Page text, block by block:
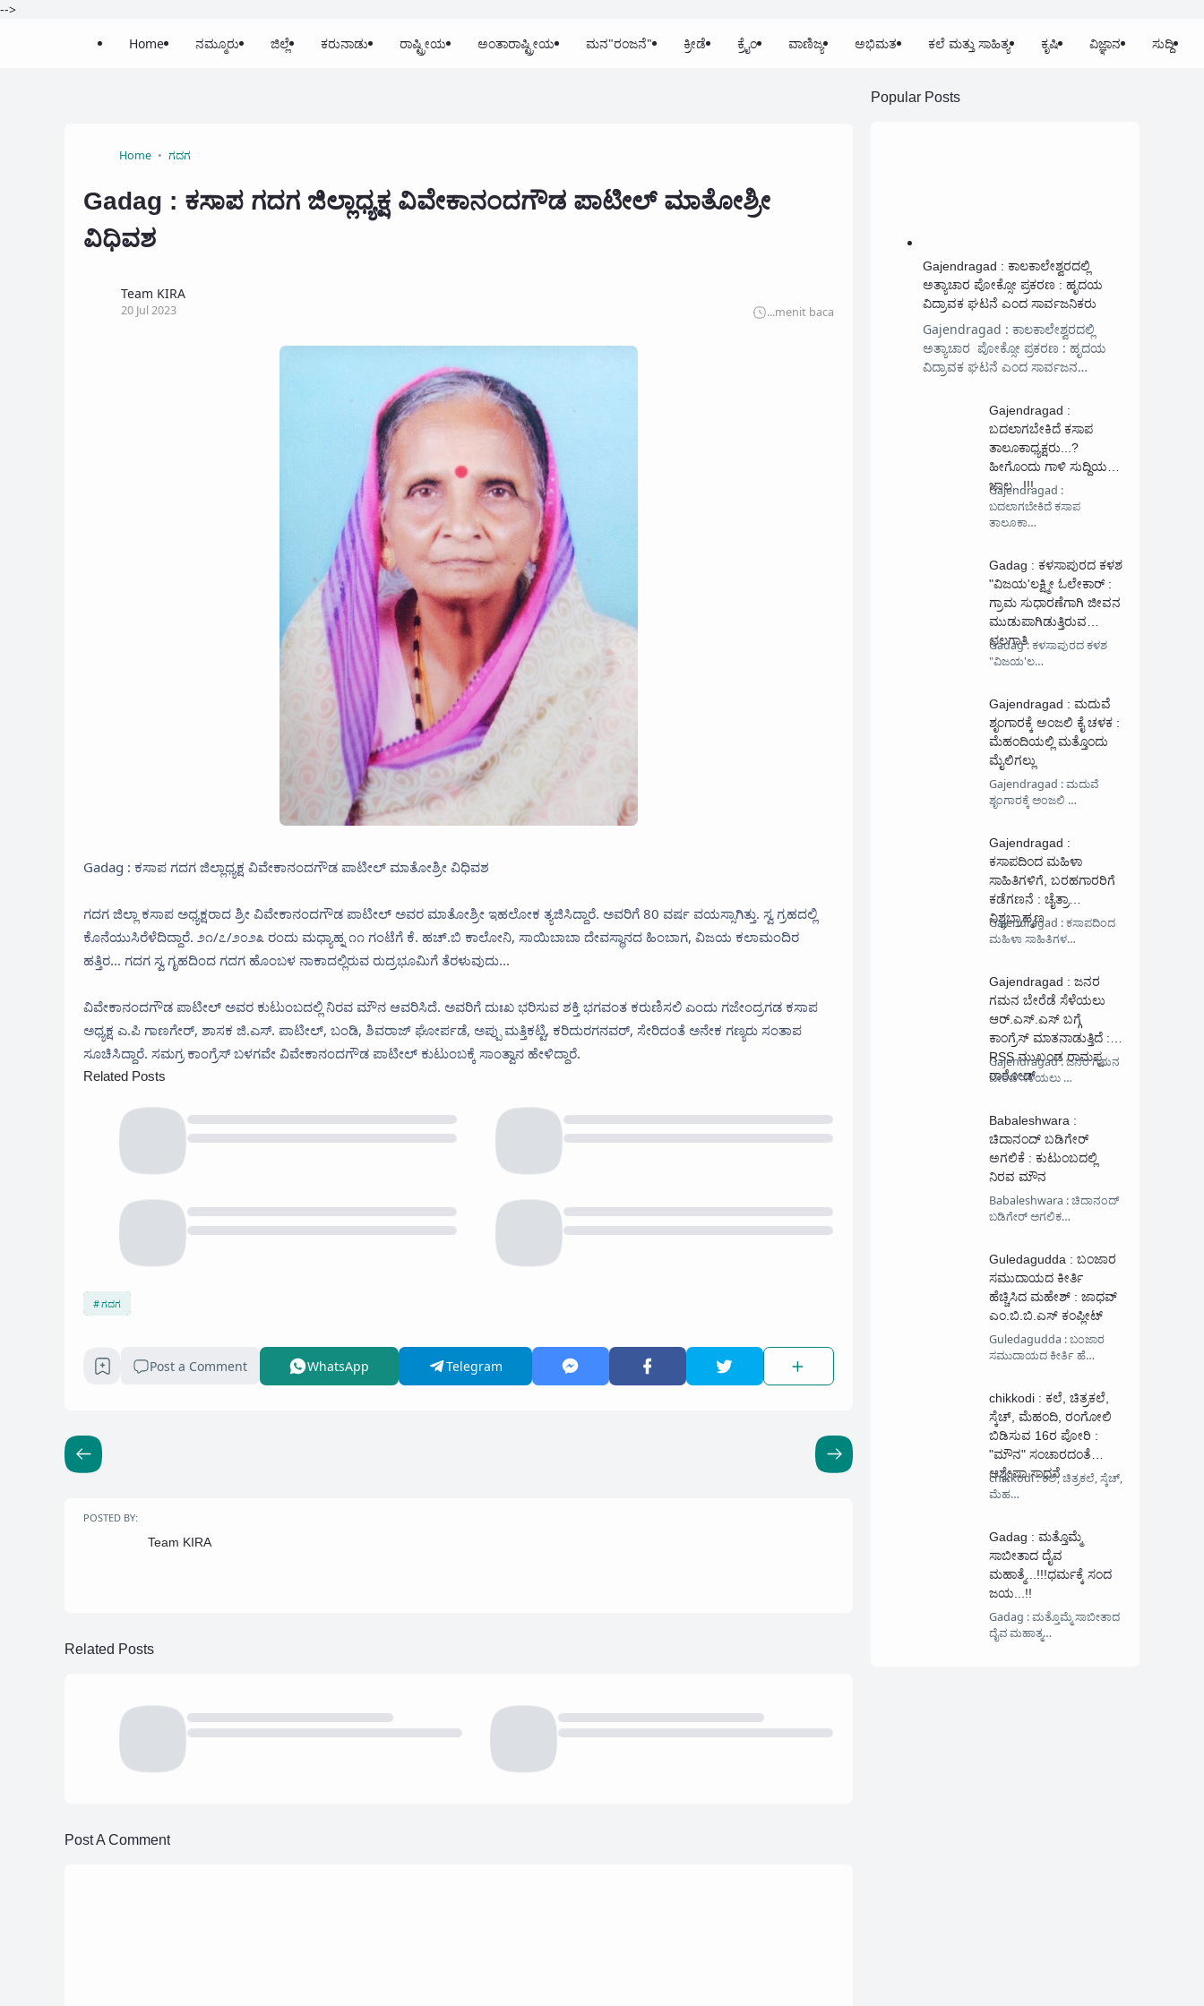
-->
Home
ನಮ್ಮೂರು ಜಿಲ್ಲೆ ಕರುನಾಡು ರಾಷ್ಟ್ರೀಯ ಅಂತಾರಾಷ್ಟ್ರೀಯ ಮನ"ರಂಜನೆ" ಕ್ರೀಡೆ ಕ್ರೈಂ ವಾಣಿಜ್ಯ ಅಭಿಮತ ಕಲೆ ಮತ್ತು ಸಾಹಿತ್ಯ ಕೃಷಿ ವಿಜ್ಞಾನ ಸುದ್ದಿ
Home ಗದಗ
Gadag : ಕಸಾಪ ಗದಗ ಜಿಲ್ಲಾಧ್ಯಕ್ಷ ವಿವೇಕಾನಂದಗೌಡ ಪಾಟೀಲ್ ಮಾತೋಶ್ರೀ
ವಿಧಿವಶ
Team KIRA
20 Jul 2023 ...menit baca
Gadag : ಕಸಾಪ ಗದಗ ಜಿಲ್ಲಾಧ್ಯಕ್ಷ ವಿವೇಕಾನಂದಗೌಡ ಪಾಟೀಲ್ ಮಾತೋಶ್ರೀ ವಿಧಿವಶ
ಗದಗ ಜಿಲ್ಲಾ ಕಸಾಪ ಅಧ್ಯಕ್ಷರಾದ ಶ್ರೀ ವಿವೇಕಾನಂದಗೌಡ ಪಾಟೀಲ್ ಅವರ ಮಾತೋಶ್ರೀ ಇಹಲೋಕ ತ್ಯಜಿಸಿದ್ದಾರೆ. ಅವರಿಗೆ 80 ವರ್ಷ ವಯಸ್ಸಾಗಿತ್ತು. ಸ್ವ ಗ್ರಹದಲ್ಲಿ
ಕೊನೆಯುಸಿರೆಳೆದಿದ್ದಾರೆ. ೨೧/೭/೨೦೨೩ ರಂದು ಮಧ್ಯಾಹ್ನ ೧೧ ಗಂಟೆಗೆ ಕೆ. ಹಚ್.ಬಿ ಕಾಲೋನಿ, ಸಾಯಿಬಾಬಾ ದೇವಸ್ಥಾನದ ಹಿಂಬಾಗ, ವಿಜಯ ಕಲಾಮಂದಿರ
ಹತ್ತಿರ... ಗದಗ ಸ್ವ ಗೃಹದಿಂದ ಗದಗ ಹೊಂಬಳ ನಾಕಾದಲ್ಲಿರುವ ರುದ್ರಭೂಮಿಗೆ ತೆರಳುವುದು...
ವಿವೇಕಾನಂದಗೌಡ ಪಾಟೀಲ್ ಅವರ ಕುಟುಂಬದಲ್ಲಿ ನಿರವ ಮೌನ ಆವರಿಸಿದೆ. ಅವರಿಗೆ ದುಃಖ ಭರಿಸುವ ಶಕ್ತಿ ಭಗವಂತ ಕರುಣಿಸಲಿ ಎಂದು ಗಜೇಂದ್ರಗಡ ಕಸಾಪ
ಅಧ್ಯಕ್ಷ ಎ.ಪಿ ಗಾಣಗೇರ್, ಶಾಸಕ ಜಿ.ಎಸ್. ಪಾಟೀಲ್, ಬಂಡಿ, ಶಿವರಾಜ್ ಘೋರ್ಪಡೆ, ಅಪ್ಪು ಮತ್ತಿಕಟ್ಟಿ, ಕರಿದುರಗನವರ್, ಸೇರಿದಂತೆ ಅನೇಕ ಗಣ್ಯರು ಸಂತಾಪ
ಸೂಚಿಸಿದ್ದಾರೆ. ಸಮಗ್ರ ಕಾಂಗ್ರೆಸ್ ಬಳಗವೇ ವಿವೇಕಾನಂದಗೌಡ ಪಾಟೀಲ್ ಕುಟುಂಬಕ್ಕೆ ಸಾಂತ್ವಾ‌ನ ಹೇಳಿದ್ದಾರೆ.
Related Posts
ಗದಗ
Post a Comment WhatsApp Telegram
POSTED BY:
Team KIRA
Related Posts
Post A Comment
Popular Posts
Gajendragad : ಕಾಲಕಾಲೇಶ್ವರದಲ್ಲಿ
ಅತ್ಯಾಚಾರ ಪೋಕ್ಸೋ ಪ್ರಕರಣ : ಹೃದಯ
ವಿದ್ರಾವಕ ಘಟನೆ ಎಂದ ಸಾರ್ವಜನಿಕರು
Gajendragad : ಕಾಲಕಾಲೇಶ್ವರದಲ್ಲಿ
ಅತ್ಯಾಚಾರ ಪೋಕ್ಸೋ ಪ್ರಕರಣ : ಹೃದಯ
ವಿದ್ರಾವಕ ಘಟನೆ ಎಂದ ಸಾರ್ವಜನ…
Gajendragad :
ಬದಲಾಗಬೇಕಿದೆ ಕಸಾಪ
ತಾಲೂಕಾಧ್ಯಕ್ಷರು...?
ಹೀಗೊಂದು ಗಾಳಿ ಸುದ್ದಿಯ
ಜಾಲ...!!!
Gajendragad :
ಬದಲಾಗಬೇಕಿದೆ ಕಸಾಪ
ತಾಲೂಕಾ…
Gadag : ಕಳಸಾಪುರದ ಕಳಶ
"ವಿಜಯ'ಲಕ್ಷ್ಮೀ ಓಲೇಕಾರ್ :
ಗ್ರಾಮ ಸುಧಾರಣೆಗಾಗಿ ಜೀವನ‌
ಮುಡುಪಾಗಿಡುತ್ತಿರುವ
ಛಲಗಾತಿ
Gadag : ಕಳಸಾಪುರದ ಕಳಶ
"ವಿಜಯ'ಲ…
Gajendragad : ಮದುವೆ
ಶೃಂಗಾರಕ್ಕೆ ಅಂಜಲಿ ಕೈ ಚಳಕ :
ಮೆಹಂದಿಯಲ್ಲಿ ಮತ್ತೊಂದು
ಮೈಲಿಗಲ್ಲು
Gajendragad : ಮದುವೆ
ಶೃಂಗಾರಕ್ಕೆ ಅಂಜಲಿ …
Gajendragad :
ಕಸಾಪದಿಂದ ಮಹಿಳಾ
ಸಾಹಿತಿಗಳಿಗೆ, ಬರಹಗಾರರಿಗೆ
ಕಡೆಗಣನೆ : ಚೈತ್ರಾ
ವಿಶ್ವಬ್ರಾಹ್ಮಣ
Gajendragad : ಕಸಾಪದಿಂದ
ಮಹಿಳಾ ಸಾಹಿತಿಗಳ…
Gajendragad : ಜನರ
ಗಮನ ಬೇರೆಡೆ ಸೆಳೆಯಲು
ಆರ್.ಎಸ್.ಎಸ್ ಬಗ್ಗೆ
ಕಾಂಗ್ರೆಸ್ ಮಾತನಾಡುತ್ತಿದೆ :
RSS ಮುಖಂಡ ರಾಮಪ್ಪ
ರಾಠೋಡ್
Gajendragad : ಜನರ ಗಮನ
ಬೇರೆಡೆ ಸೆಳೆಯಲು …
Babaleshwara :
ಚಿದಾನಂದ್ ಬಡಿಗೇರ್
ಅಗಲಿಕೆ : ಕುಟುಂಬದಲ್ಲಿ
ನಿರವ ಮೌನ
Babaleshwara : ಚಿದಾನಂದ್
ಬಡಿಗೇರ್ ಅಗಲಿಕ…
Guledagudda : ಬಂಜಾರ
ಸಮುದಾಯದ ಕೀರ್ತಿ
ಹೆಚ್ಚಿಸಿದ ಮಹೇಶ್ : ಜಾಧವ್
ಎಂ.ಬಿ.ಬಿ.ಎಸ್ ಕಂಪ್ಲೀಟ್
Guledagudda : ಬಂಜಾರ
ಸಮುದಾಯದ ಕೀರ್ತಿ ಹೆ…
chikkodi : ಕಲೆ, ಚಿತ್ರಕಲೆ,
ಸ್ಕೆಚ್, ಮೆಹಂದಿ, ರಂಗೋಲಿ
ಬಿಡಿಸುವ 16ರ ಪೋರಿ :
"ಮೌನ" ಸಂಚಾರದಂತೆ
ಆಶ್ಲೇಷಾ ಸಾಧನೆ
chikkodi : ಕಲೆ, ಚಿತ್ರಕಲೆ, ಸ್ಕೆಚ್,
ಮೆಹ…
Gadag : ಮತ್ತೊಮ್ಮೆ‌
ಸಾಬೀತಾದ ದೈವ
ಮಹಾತ್ಮೆ...!!!ಧರ್ಮಕ್ಕೆ ಸಂದ
ಜಯ...!!
Gadag : ಮತ್ತೊಮ್ಮೆ‌ ಸಾಬೀತಾದ
ದೈವ ಮಹಾತ್ಮ…